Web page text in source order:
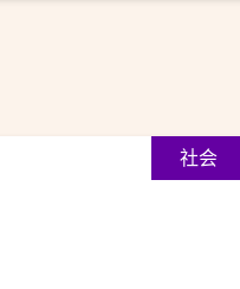
社会